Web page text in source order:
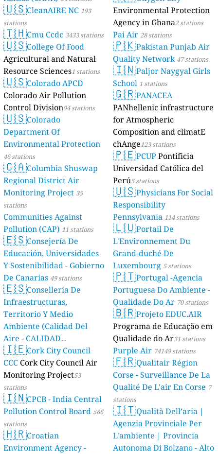
🇺🇸CleanAIRE NC 193
stations
🇹🇭Cmu Ccdc 3433 stations
🇺🇸College Of Food
Agricultural and Natural
Resource Sciences1 stations
🇺🇸Colorado APCD
Colorado Air Pollution
Control Division94 stations
🇺🇸Colorado
Department Of
Environmental Protection
46 stations
🇨🇦Columbia Shuswap
Regional District Air
Monitoring Project 35
stations
Communities Against
Pollution (CAP) 11 stations
🇪🇸Consejería De
Educación, Universidades
Y Sostenibilidad - Gobierno
De Canarias 49 stations
🇪🇸Conselleria De
Infraestructuras,
Territorio Y Medio
Ambiente (Calidad Del
Aire - CALIDAD
AMBIENTAL) 23 stations
🇮🇪Cork City Council
CCC Cork City Council Air
Monitoring Project53
stations
🇮🇳CPCB - India Central
Pollution Control Board 586
stations
🇭🇷Croatian
Environment Agency -
Environmental Protection
Agency in Ghana2 stations
Pai Air 28 stations
🇵🇰Pakistan Punjab Air
Quality Network 47 stations
🇮🇳Paljor Naygyal Girls
School 1 stations
🇬🇷PANACEA
PANhellenic infrastructure
for Atmospheric
Composition and climatE
chAnge123 stations
🇵🇪PCUP Pontificia
Universidad Católica del
Perú5 stations
🇺🇸Physicians For Social
Responsibility
Pennsylvania 114 stations
🇱🇺Portail De
L'Environnement Du
Grand-duché De
Luxembourg 5 stations
🇵🇹Portugal -Agencia
Portuguesa Do Ambiente -
Qualidade Do Ar 70 stations
🇧🇷Projeto EDUC.AIR
Programa de Educação em
Qualidade do Ar31 stations
Purple Air 74149 stations
🇫🇷Qualitair Région
Corse - Surveillance De La
Qualité De L'air En Corse 7
stations
🇮🇹Qualità Dell’aria |
Agenzia Provinciale Per
L'ambiente | Provincia
Autonoma Di Bolzano - Alto